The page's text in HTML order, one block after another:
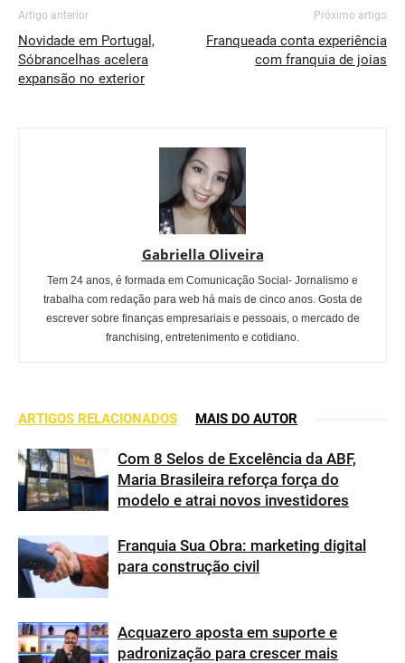
Artigo anterior
Novidade em Portugal,
Sóbrancelhas acelera
expansão no exterior
Próximo artigo
Franqueada conta experiência
com franquia de joias
Gabriella Oliveira
Tem 24 anos, é formada em Comunicação Social- Jornalismo e
trabalha com redação para web há mais de cinco anos. Gosta de
escrever sobre finanças empresariais e pessoais, o mercado de
franchising, entretenimento e cotidiano.
ARTIGOS RELACIONADOS MAIS DO AUTOR
Com 8 Selos de Excelência da ABF,
Maria Brasileira reforça força do
modelo e atrai novos investidores
Franquia Sua Obra: marketing digital
para construção civil
Acquazero aposta em suporte e
padronização para crescer mais